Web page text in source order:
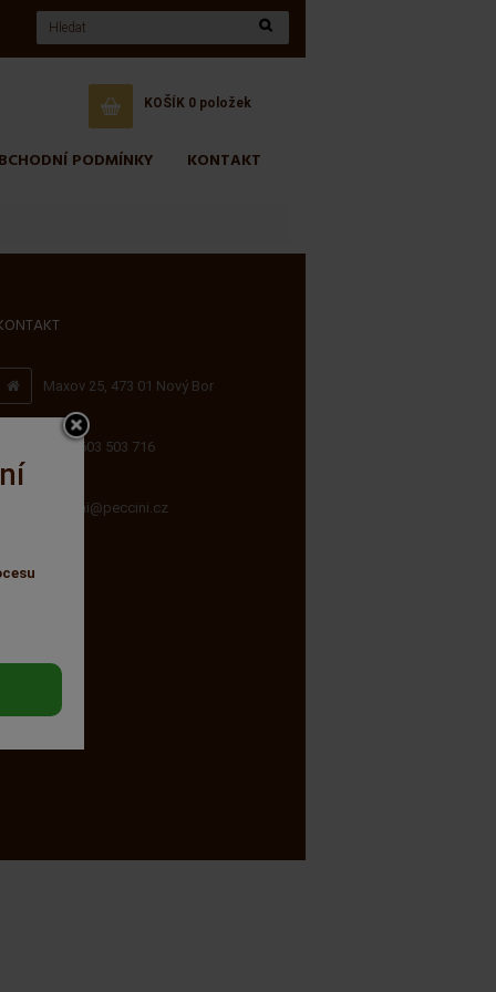
KOŠÍK 0 položek
PODMÍNKY KONTAKT
Maxov 25, 473 01 Nový Bor
+420 603 503 716
peccini@peccini.cz